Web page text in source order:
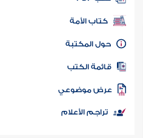
كتب PDF
كتاب الأمة
المكتبة
الكتب
موضوعي